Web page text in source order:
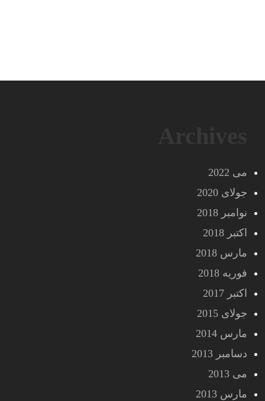
می 2022
جولای 2020
نوامبر 2018
اکتبر 2018
مارس 2018
فوریه 2018
اکتبر 2017
جولای 2015
مارس 2014
دسامبر 2013
می 2013
مارس 2013